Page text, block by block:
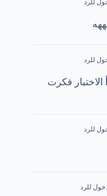
للرد
للرد
الاختبار فكرت
للرد
للرد